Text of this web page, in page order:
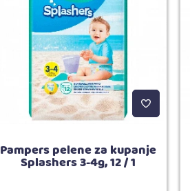
Pampers pelene za kupanje
Splashers 3-4g, 12 / 1